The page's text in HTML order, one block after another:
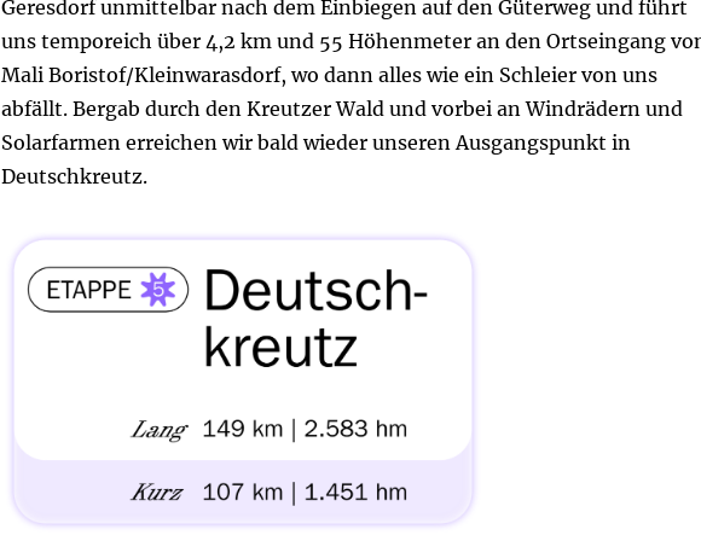
Geresdorf unmittelbar nach dem Einbiegen auf den Güterweg und führt
uns temporeich über 4,2 km und 55 Höhenmeter an den Ortseingang
Mali Boristof/Kleinwarasdorf, wo dann alles wie ein Schleier von uns
abfällt. Bergab durch den Kreutzer Wald und vorbei an Windrädern und
Solarfarmen erreichen wir bald wieder unseren Ausgangspunkt in
Deutschkreutz.